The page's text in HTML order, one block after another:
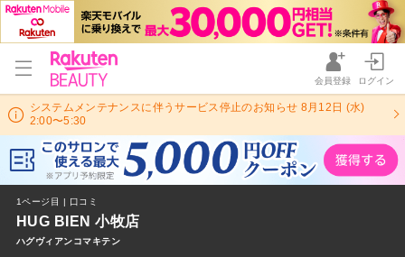
会員登録 ログイン
システムメンテナンスに伴うサービス停止のお知らせ 8月12日 (水)
2:00〜5:30
1ページ目 | 口コミ
HUG BIEN 小牧店
ハグヴィアンコマキテン